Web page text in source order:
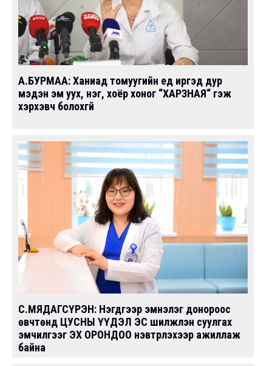
А.БУРМАА: Ханиад томуугийн үед иргэд дур
мэдэн эм уух, нэг, хоёр хоног “ХАРЗНАЯ“ гэж
хэрхэвч болохгүй
С.МЯДАГСҮРЭН: Нэгдүгээр эмнэлэг донороос
өвчтөнд ЦУСНЫ ҮҮДЭЛ ЭС шилжүүлэн суулгах
эмчилгээг ЭХ ОРОНДОО нэвтрүүлэхээр ажиллаж
байна